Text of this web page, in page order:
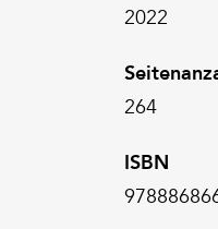
2022
264
ISBN